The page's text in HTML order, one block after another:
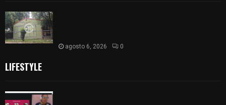
agosto 6, 2026 0
LIFESTYLE